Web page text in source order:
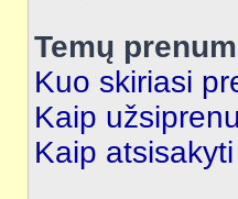
Temų
Kuo skiriasi
Kaip
Kaip